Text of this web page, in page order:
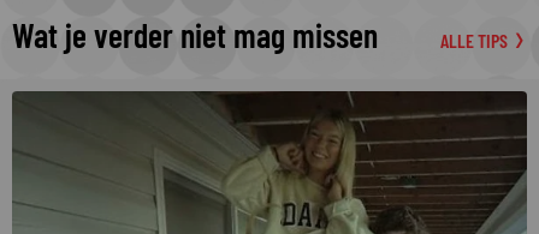
Wat je verder niet mag missen ALLE TIPS